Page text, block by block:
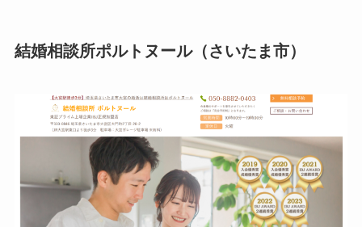
結婚相談所ポルトヌール（さいたま市）